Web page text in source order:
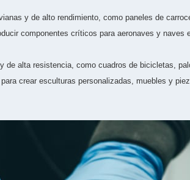
y de alto rendimiento, como paneles de
componentes críticos para aeronaves y
de alta resistencia, como cuadros de bicicletas,
crear esculturas personalizadas, muebles y